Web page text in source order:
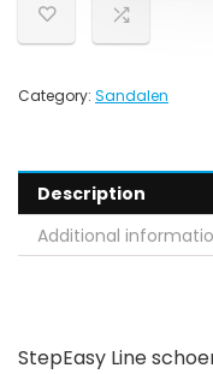
Category: Sandalen
Description
Additional
StepEasy Line